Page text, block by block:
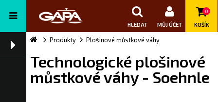
HLEDAT MŮJ ÚČET
0
KOŠÍK
Produkty Plošinové můstkové váhy
Technologické plošinové
můstkové váhy - Soehnle